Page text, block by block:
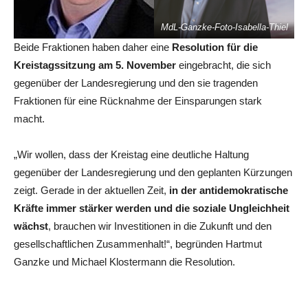
MdL-Ganzke-Foto-Isabella-Thiel
Beide Fraktionen haben daher eine Resolution für die
Kreistagssitzung am 5. November eingebracht, die sich
gegenüber der Landesregierung und den sie tragenden
Fraktionen für eine Rücknahme der Einsparungen stark
macht.
„Wir wollen, dass der Kreistag eine deutliche Haltung
gegenüber der Landesregierung und den geplanten Kürzungen
zeigt. Gerade in der aktuellen Zeit, in der antidemokratische
Kräfte immer stärker werden und die soziale Ungleichheit
wächst, brauchen wir Investitionen in die Zukunft und den
gesellschaftlichen Zusammenhalt!“, begründen Hartmut
Ganzke und Michael Klostermann die Resolution.